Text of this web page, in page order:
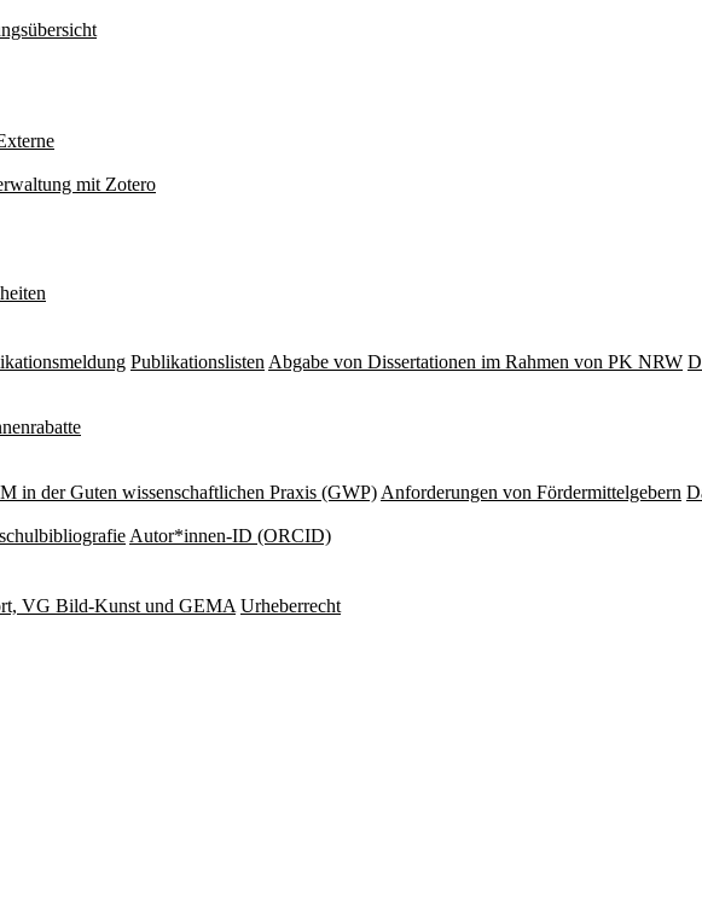
mit Zotero
Publikationslisten Abgabe von Dissertationen im Rahmen von PK NRW
in der Guten wissenschaftlichen Praxis (GWP) Anforderungen von Fördermittelgebern
Autor*innen-ID (ORCID)
VG Bild-Kunst und GEMA Urheberrecht